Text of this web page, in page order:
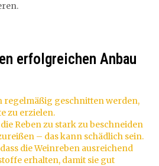
erfolgreichen Anbau
regelmäßig geschnitten werden,
zu erzielen.
Reben zu stark zu beschneiden
– das kann schädlich sein.
die Weinreben ausreichend
erhalten, damit sie gut